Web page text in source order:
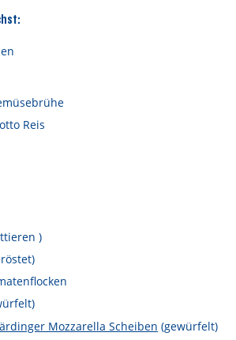
Mehrwegglas gekommen
Nachhaltigkeitsbericht
Kakao bei Schärdinger
mit Schärdinger
Über Schärdinger
Geschichte
Reis
)
Mozzarella Scheiben (gewürfelt)